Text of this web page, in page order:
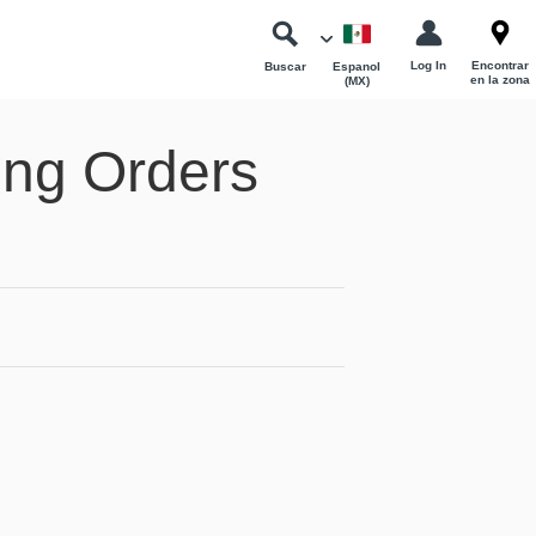
Buscar
Espanol
(MX)
Log In
Encontrar
en la zona
Orders